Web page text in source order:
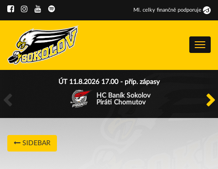
Ml . celky finančně podporuje
Menu
ÚT 11.8.2026 17.00 - příp. zápasy
HC Baník Sokolov
Piráti Chomutov
SIDEBAR